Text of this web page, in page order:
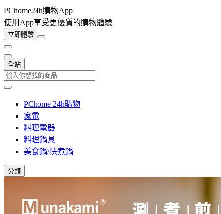
PChome24h購物App
使用App享受更優質的購物體驗
立即體驗
全站
PChome 24h購物
家電
料理電器
料理鍋具
美食鍋/快煮鍋
分類